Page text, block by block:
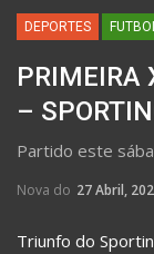
DEPORTES
PRIMEIRA
–
Partido este
Nova do 27 Abril,
Triunfo do